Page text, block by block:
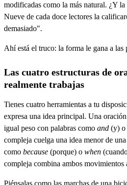
modificadas como la más natural. ¿Y
Nueve de cada doce lectores la
demasiado".
Ahí está el truco: la forma le gana a las
Las cuatro estructuras de
realmente trabajas
Tienes cuatro herramientas a tu
expresa una idea principal. Una
igual peso con palabras como and (y) o
compleja cuelga una idea menor de
como because (porque) o when
compleja combina ambos movimientos